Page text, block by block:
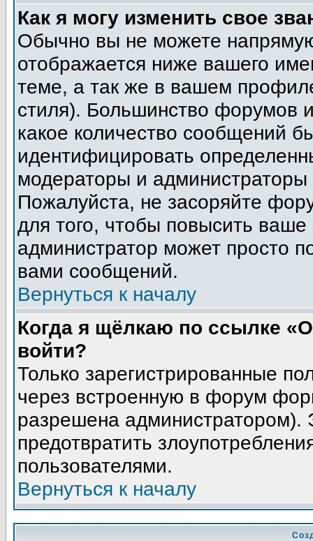
Как я могу изменить свое
Обычно вы не можете
отображается ниже вашего
теме, а так же в вашем
стиля). Большинство форумов
какое количество сообщений
идентифицировать
модераторы и
Пожалуйста, не засоряйте
для того, чтобы повысить
администратор может просто
вами сообщений.
Вернуться к началу
Когда я щёлкаю по ссылке
войти?
Только зарегистрированные
через встроенную в форум
разрешена администратором).
предотвратить
пользователями.
Вернуться к началу